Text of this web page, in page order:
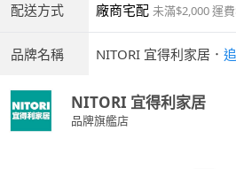
配送方式 廠商宅配 未滿$2,000 運
品牌名稱 NITORI 宜得利家居 ．
NITORI 宜得利家居
品牌旗艦店